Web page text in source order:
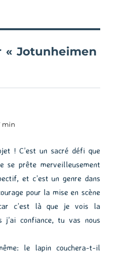
« Jotunheimen
min
! C’est un sacré défi que
se prête merveilleusement
et c’est un genre dans
pour la mise en scène
c’est là que je vois la
j’ai confiance, tu vas nous
le lapin couchera-t-il